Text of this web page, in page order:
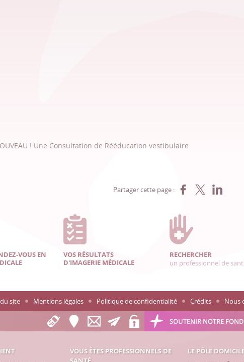
! Une Consultation de Rééducation vestibulaire
Partager cette page : Partager sur Facebook
Partager sur X
Partager
VOUS EN
VOS RÉSULTATS
D'IMAGERIE MÉDICALE
RECHERCHER
un professionnel de
site Mentions légales Politique de confidentialité Crédits Nous
SOUTENIR NOTRE
VOUS ÊTES PROFESSIONNELS DE
LE PÔLE